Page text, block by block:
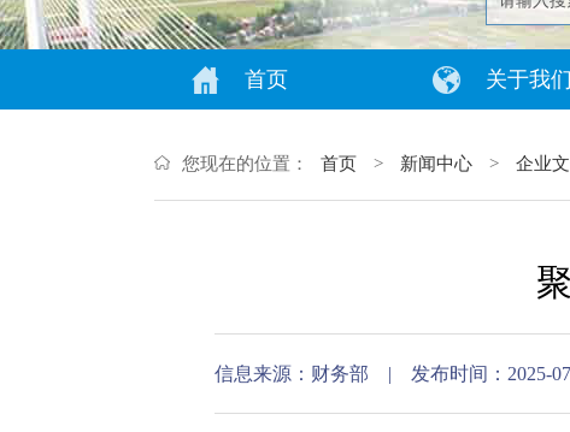
首页 关于我们
您现在的位置： 首页 > 新闻中心 > 企业
信息来源：财务部 | 发布时间：2025-07-